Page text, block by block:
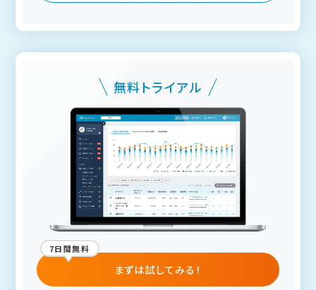
無料トライアル
まずは試してみる！
7日間無料